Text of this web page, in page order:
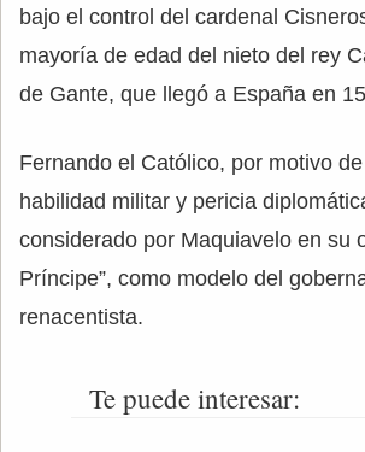
bajo el control del cardenal
mayoría de edad del nieto del rey
de Gante, que llegó a España en
Fernando el Católico, por motivo
habilidad militar y pericia
considerado por Maquiavelo en su
Príncipe”, como modelo del
renacentista.
Te puede interesar: